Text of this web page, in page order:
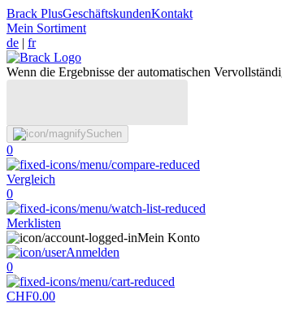
Brack PlusGeschäftskundenKontakt
Mein Sortiment
de | fr
Wenn die Ergebnisse der automatischen
Suchen
0
Vergleich
0
Merklisten
Mein Konto
Anmelden
0
CHF0.00